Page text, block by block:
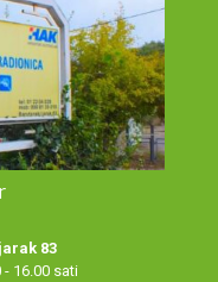
83
16.00 sati